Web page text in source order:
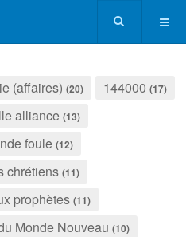
(affaires) (20) 144000 (17)
alliance (13)
foule (12)
chrétiens (11)
prophètes (11)
Monde Nouveau (10)